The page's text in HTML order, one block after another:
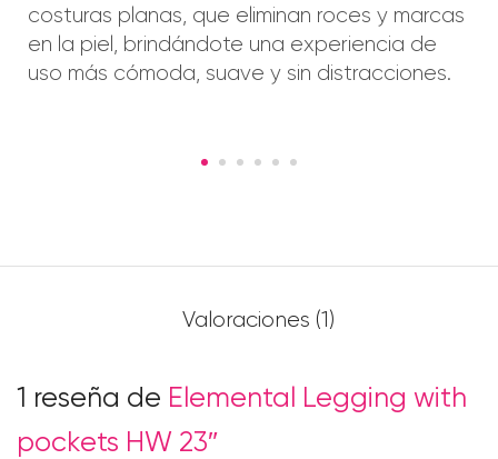
costuras planas, que eliminan roces y marcas
en la piel, brindándote una experiencia de
uso más cómoda, suave y sin distracciones.
Valoraciones (1)
1 reseña de Elemental Legging with
pockets HW 23″